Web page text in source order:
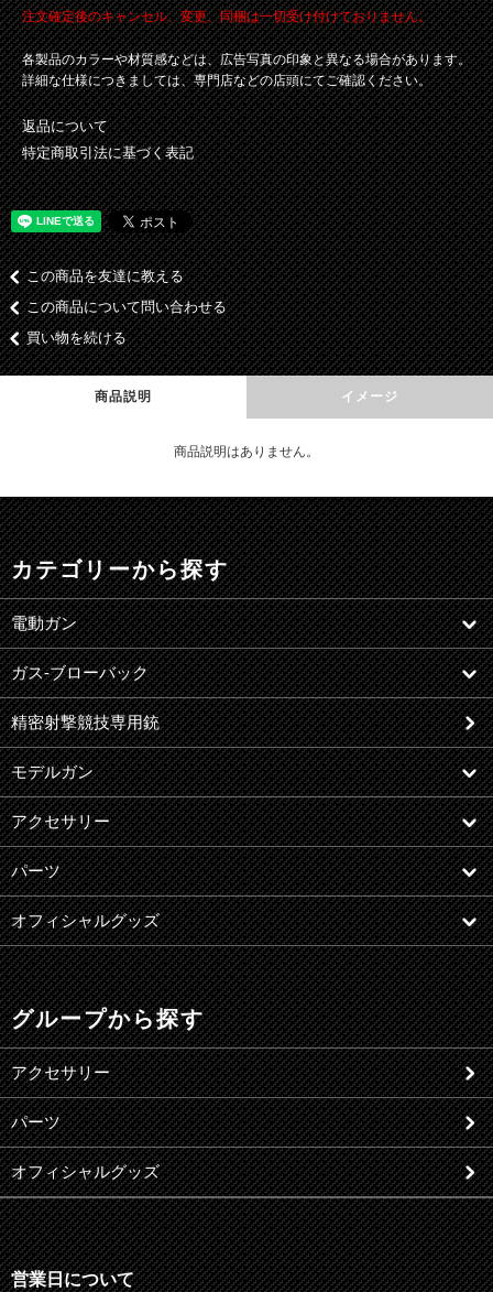
注文確定後のキャンセル、変更、同梱は一切受け付けておりません。
各製品のカラーや材質感などは、広告写真の印象と異なる場合があります。
詳細な仕様につきましては、専門店などの店頭にてご確認ください。
返品について
特定商取引法に基づく表記
この商品を友達に教える
この商品について問い合わせる
買い物を続ける
商品説明 イメージ
商品説明はありません。
カテゴリーから探す
電動ガン
ガス-ブローバック
精密射撃競技専用銃
モデルガン
アクセサリー
パーツ
オフィシャルグッズ
グループから探す
アクセサリー
パーツ
オフィシャルグッズ
営業日について